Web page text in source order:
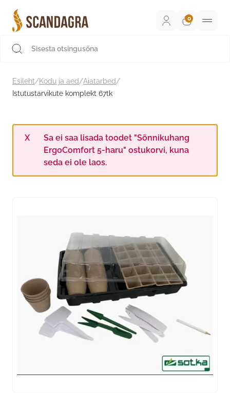
sisu
juurde
Esileht/Kodu ja aed/Aiatarbed/
Istutustarvikute komplekt 67tk
Sa ei saa lisada toodet "Sõnnikuhang
ErgoComfort 5-haru" ostukorvi, kuna
seda ei ole laos.